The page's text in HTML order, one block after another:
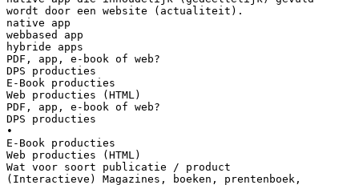
wordt door een website (actualiteit).
native app
webbased app
hybride apps
PDF, app, e-book of web?
DPS producties
E-Book producties
Web producties (HTML)
PDF, app, e-book of web?
DPS producties
•
E-Book producties
Web producties (HTML)
Wat voor soort publicatie / product
(Interactieve) Magazines, boeken, prentenboek,